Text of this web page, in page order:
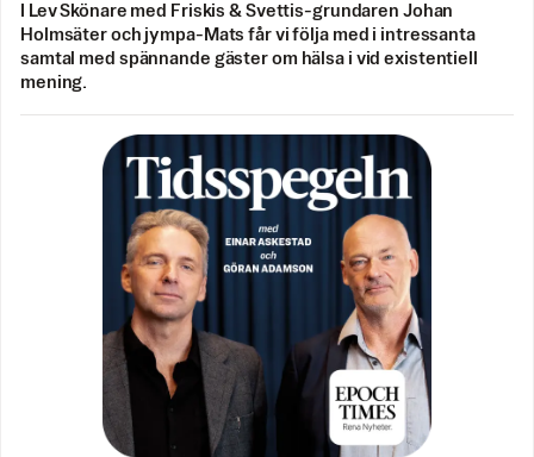
I Lev Skönare med Friskis & Svettis-grundaren Johan
Holmsäter och jympa-Mats får vi följa med i intressanta
samtal med spännande gäster om hälsa i vid existentiell
mening.